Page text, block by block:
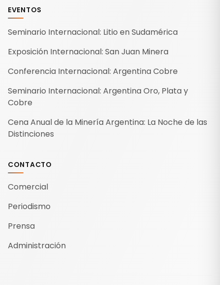
EVENTOS
Seminario Internacional: Litio en Sudamérica
Exposición Internacional: San Juan Minera
Conferencia Internacional: Argentina Cobre
Seminario Internacional: Argentina Oro, Plata y
Cobre
Cena Anual de la Minería Argentina: La Noche de las
Distinciones
CONTACTO
Comercial
Periodismo
Prensa
Administración